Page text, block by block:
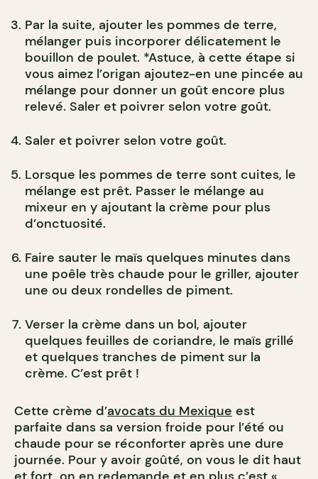
Par la suite, ajouter les pommes de terre,
mélanger puis incorporer délicatement le
bouillon de poulet. *Astuce, à cette étape si
vous aimez l’origan ajoutez-en une pincée au
mélange pour donner un goût encore plus
relevé. Saler et poivrer selon votre goût.
Saler et poivrer selon votre goût.
Lorsque les pommes de terre sont cuites, le
mélange est prêt. Passer le mélange au
mixeur en y ajoutant la crème pour plus
d’onctuosité.
Faire sauter le maïs quelques minutes dans
une poêle très chaude pour le griller, ajouter
une ou deux rondelles de piment.
Verser la crème dans un bol, ajouter
quelques feuilles de coriandre, le maïs grillé
et quelques tranches de piment sur la
crème. C’est prêt !
Cette crème d’avocats du Mexique est
parfaite dans sa version froide pour l’été ou
chaude pour se réconforter après une dure
journée. Pour y avoir goûté, on vous le dit haut